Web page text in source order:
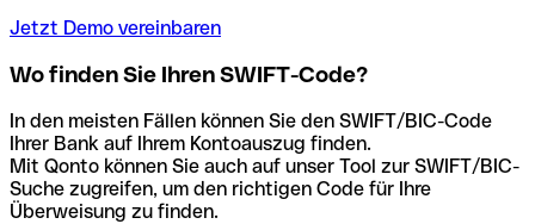
Jetzt Demo vereinbaren
Wo finden Sie Ihren SWIFT-Code?
In den meisten Fällen können Sie den SWIFT/BIC-Code
Ihrer Bank auf Ihrem Kontoauszug finden.
Mit Qonto können Sie auch auf unser Tool zur SWIFT/BIC-
Suche zugreifen, um den richtigen Code für Ihre
Überweisung zu finden.